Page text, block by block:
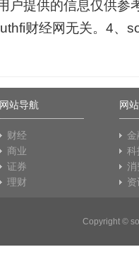
户提供的信息仅供参
财经网无关。4、
网站导航
财经
商业
证券
理财
网
金
科
消
Copyright ©